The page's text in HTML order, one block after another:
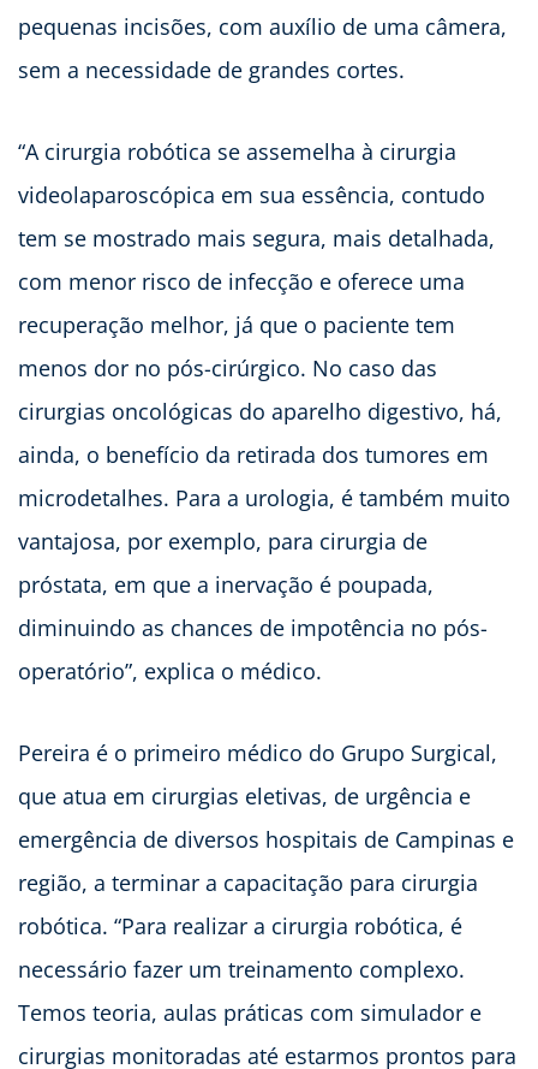
pequenas incisões, com auxílio de uma câmera,
sem a necessidade de grandes cortes.
“A cirurgia robótica se assemelha à cirurgia
videolaparoscópica em sua essência, contudo
tem se mostrado mais segura, mais detalhada,
com menor risco de infecção e oferece uma
recuperação melhor, já que o paciente tem
menos dor no pós-cirúrgico. No caso das
cirurgias oncológicas do aparelho digestivo, há,
ainda, o benefício da retirada dos tumores em
microdetalhes. Para a urologia, é também muito
vantajosa, por exemplo, para cirurgia de
próstata, em que a inervação é poupada,
diminuindo as chances de impotência no pós-
operatório”, explica o médico.
Pereira é o primeiro médico do Grupo Surgical,
que atua em cirurgias eletivas, de urgência e
emergência de diversos hospitais de Campinas e
região, a terminar a capacitação para cirurgia
robótica. “Para realizar a cirurgia robótica, é
necessário fazer um treinamento complexo.
Temos teoria, aulas práticas com simulador e
cirurgias monitoradas até estarmos prontos para